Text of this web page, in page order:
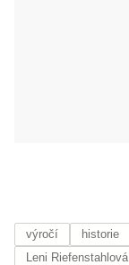
výročí historie
Leni Riefenstahlová